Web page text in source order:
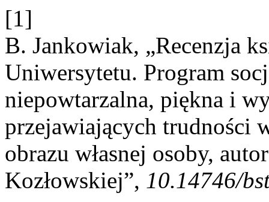
[1]
B. Jankowiak, „Recenzja
Uniwersytetu. Program
niepowtarzalna, piękna i
przejawiających trudności
obrazu własnej osoby,
Kozłowskiej”, 10.14746/